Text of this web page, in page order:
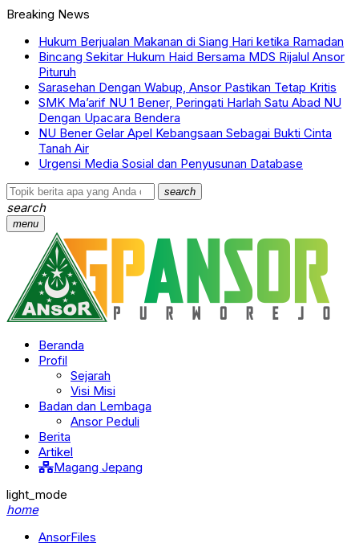
Breaking News
Hukum Berjualan Makanan di Siang Hari ketika Ramadan
Bincang Sekitar Hukum Haid Bersama MDS Rijalul Ansor
Pituruh
Sarasehan Dengan Wabup, Ansor Pastikan Tetap Kritis
SMK Ma’arif NU 1 Bener, Peringati Harlah Satu Abad NU
Dengan Upacara Bendera
NU Bener Gelar Apel Kebangsaan Sebagai Bukti Cinta
Tanah Air
Urgensi Media Sosial dan Penyusunan Database
search
search
menu
Beranda
Profil
Sejarah
Visi Misi
Badan dan Lembaga
Ansor Peduli
Berita
Artikel
Magang Jepang
light_mode
home
AnsorFiles